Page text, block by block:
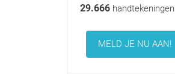
29.666handtekeningen
MELD JE NU AAN!